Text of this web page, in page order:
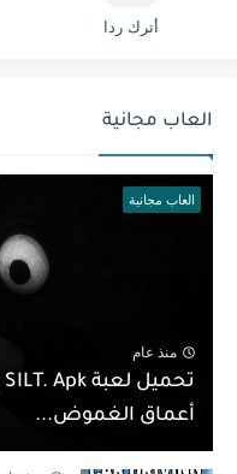
أترك ردا
العاب مجانية
العاب مجانية
منذ عام
أعماق الغموض...